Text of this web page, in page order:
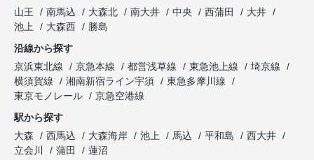
山王
南馬込 大森北 南大井 中央 西蒲田
大井
池上
大森西
勝島
沿線から探す
京浜東北線
京急本線 都営浅草線 東急池上線
埼京線
横須賀線
湘南新宿ライン宇須
東急多摩川線
東京モノレール
京急空港線
駅から探す
大森
西馬込 大森海岸 池上 馬込 平和島
西大井
立会川
蒲田 蓮沼